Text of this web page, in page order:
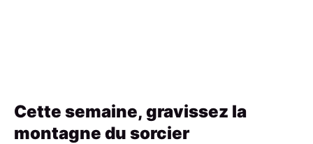
Cette semaine, gravissez la
montagne du sorcier